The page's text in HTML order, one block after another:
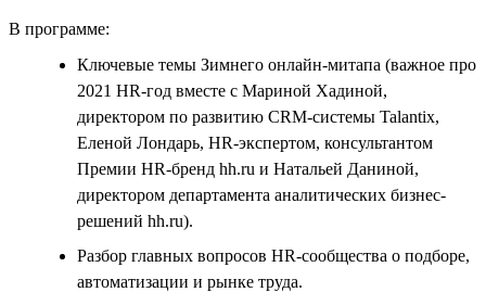
В программе:
Ключевые темы Зимнего онлайн-митапа (важное про
2021 HR-год вместе с Мариной Хадиной,
директором по развитию CRM-системы Talantix,
Еленой Лондарь, HR-экспертом, консультантом
Премии HR-бренд hh.ru и Натальей Даниной,
директором департамента аналитических бизнес-
решений hh.ru).
Разбор главных вопросов HR-сообщества о подборе,
автоматизации и рынке труда.